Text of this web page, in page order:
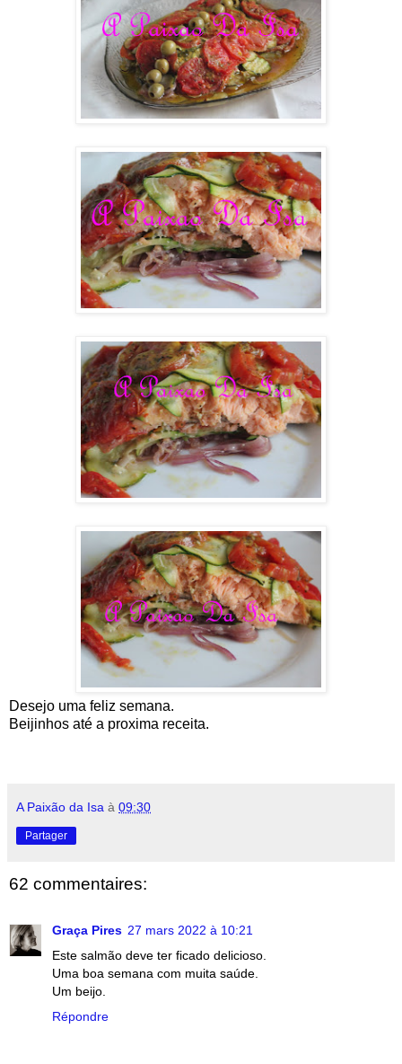
Desejo uma feliz semana.
Beijinhos até a proxima receita.
A Paixão da Isa à 09:30
Partager
62 commentaires:
Graça Pires 27 mars 2022 à 10:21
Este salmão deve ter ficado delicioso.
Uma boa semana com muita saúde.
Um beijo.
Répondre